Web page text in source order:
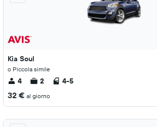
Kia Soul
o Piccola simile
4 2 4-5
32 € al giorno